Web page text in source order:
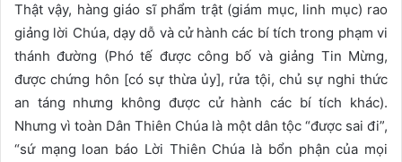
Thật vậy, hàng giáo sĩ phẩm trật (giám mục, linh mục) rao
giảng lời Chúa, dạy dỗ và cử hành các bí tích trong phạm vi
thánh đường (Phó tế được công bố và giảng Tin Mừng,
được chứng hôn [có sự thừa ủy], rửa tội, chủ sự nghi thức
an táng nhưng không được cử hành các bí tích khác).
Nhưng vì toàn Dân Thiên Chúa là một dân tộc “được sai đi”,
“sứ mạng loan báo Lời Thiên Chúa là bổn phận của mọi